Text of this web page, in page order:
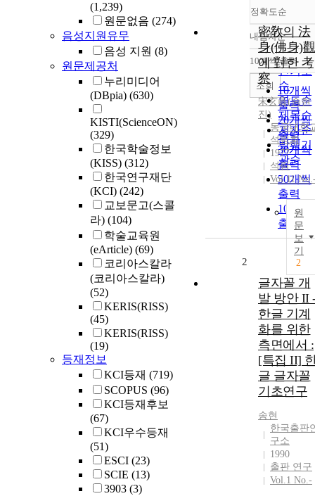
(1,239)
원문없음 (274)
음성지원유무
음성 지원 (8)
원문제공처
누리미디어
(DBpia) (630)
KISTI(ScienceON)
(329)
한국학술정보
(KISS) (312)
한국연구재단
(KCI) (242)
교보문고(스콜
라) (104)
학술교육원
(eArticle) (69)
코리아스칼라
(코리아스칼라)
(52)
KERIS(RISS)
(45)
KERIS(RISS)
(19)
등재정보
KCI등재 (719)
SCOPUS (96)
KCI등재후보
(67)
KCI우수등재
(51)
ESCI (23)
SCIE (13)
3903 (3)
정확도순
정확도
순
인기도
순
연도순
제목순
저자순
발행기
관순
내림차순
내림차
10개씩 출력
10개씩
출력
20개씩
출력
30개씩
출력
50개씩
출력
100개
출력
조회
密敎의 法
身(佛身)觀
에 對한 考
察
宋玄眞(송현
진)
동국대학
석림회
1977
석림
Vol.11
원
문
보
기
2
2
글자꼴 개
발 방안 II
한글 기계
화를 위한
측면에서 :
[특집 II]
글 글자꼴
기초연구
송현
한국출판
구소
1990
출판 연구
Vol.1 No.-